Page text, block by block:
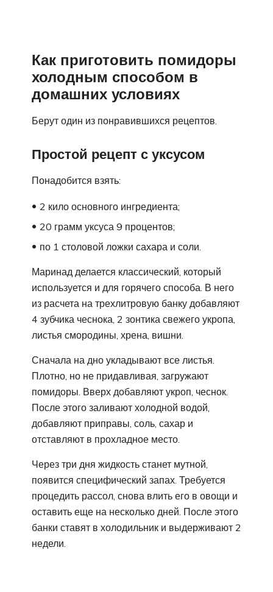
Как приготовить помидоры
холодным способом в
домашних условиях
Берут один из понравившихся рецептов.
Простой рецепт с уксусом
Понадобится взять:
2 кило основного ингредиента;
20 грамм уксуса 9 процентов;
по 1 столовой ложки сахара и соли.
Маринад делается классический, который
используется и для горячего способа. В него
из расчета на трехлитровую банку добавляют
4 зубчика чеснока, 2 зонтика свежего укропа,
листья смородины, хрена, вишни.
Сначала на дно укладывают все листья.
Плотно, но не придавливая, загружают
помидоры. Вверх добавляют укроп, чеснок.
После этого заливают холодной водой,
добавляют приправы, соль, сахар и
отставляют в прохладное место.
Через три дня жидкость станет мутной,
появится специфический запах. Требуется
процедить рассол, снова влить его в овощи и
оставить еще на несколько дней. После этого
банки ставят в холодильник и выдерживают 2
недели.